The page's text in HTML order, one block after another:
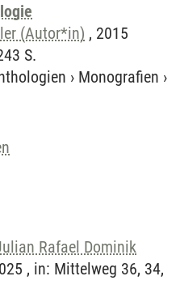
(Autor*in) , 2015
S.
› Monografien ›
Rafael Dominik
, in: Mittelweg 36, 34,